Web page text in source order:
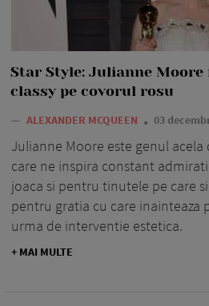
Star Style: Julianne Moore
classy pe covorul rosu
— ALEXANDER MCQUEEN 03
Julianne Moore este genul
care ne inspira constant
joaca si pentru tinutele pe care
pentru gratia cu care inainteaza
urma de interventie estetica.
+ MAI MULTE